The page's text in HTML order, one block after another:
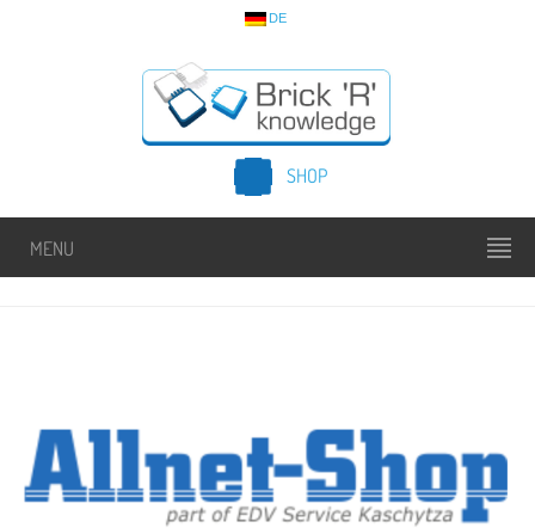
DE
SHOP
MENU